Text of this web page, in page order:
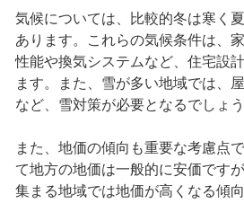
気候については、比較的冬は寒く
あります。これらの気候条件は、
性能や換気システムなど、住宅設
ます。また、雪が多い地域では、
など、雪対策が必要となるでしょう
また、地価の傾向も重要な考慮点
て地方の地価は一般的に安価です
集まる地域では地価が高くなる傾